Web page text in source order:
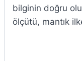
bilginin doğru
ölçütü, mantık